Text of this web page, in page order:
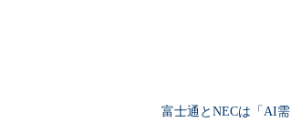
富士通とNECは「AI需